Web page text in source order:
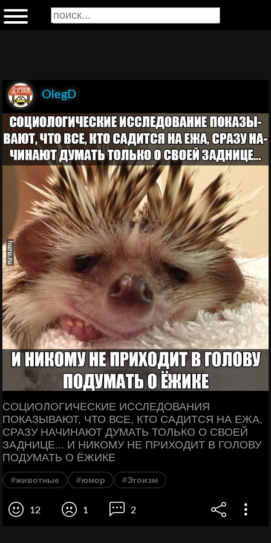
OlegD
СОЦИОЛОГИЧЕСКИЕ ИССЛЕДОВАНИЯ
ПОКАЗЫВАЮТ, ЧТО ВСЕ, КТО САДИТСЯ НА ЕЖА,
СРАЗУ НАЧИНАЮТ ДУМАТЬ ТОЛЬКО О СВОЕЙ
ЗАДНИЦЕ... И НИКОМУ НЕ ПРИХОДИТ В ГОЛОВУ
ПОДУМАТЬ О ЁЖИКЕ
#животные #юмор #Эгоизм
12 1 2